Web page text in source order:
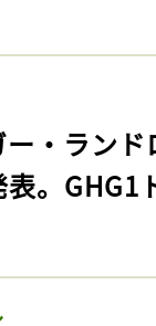
ー・ラン
。GHG1